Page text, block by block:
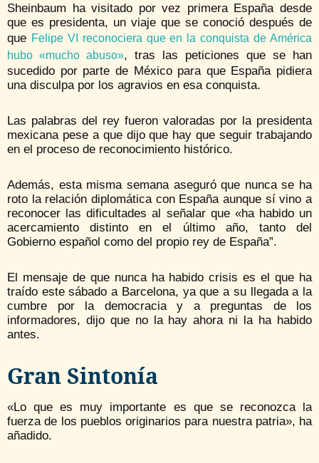
Sheinbaum ha visitado por vez primera España desde
que es presidenta, un viaje que se conoció después de
que Felipe VI reconociera que en la conquista de América
hubo «mucho abuso», tras las peticiones que se han
sucedido por parte de México para que España pidiera
una disculpa por los agravios en esa conquista.
Las palabras del rey fueron valoradas por la presidenta
mexicana pese a que dijo que hay que seguir trabajando
en el proceso de reconocimiento histórico.
Además, esta misma semana aseguró que nunca se ha
roto la relación diplomática con España aunque sí vino a
reconocer las dificultades al señalar que «ha habido un
acercamiento distinto en el último año, tanto del
Gobierno español como del propio rey de España”.
El mensaje de que nunca ha habido crisis es el que ha
traído este sábado a Barcelona, ya que a su llegada a la
cumbre por la democracia y a preguntas de los
informadores, dijo que no la hay ahora ni la ha habido
antes.
Gran Sintonía
«Lo que es muy importante es que se reconozca la
fuerza de los pueblos originarios para nuestra patria», ha
añadido.